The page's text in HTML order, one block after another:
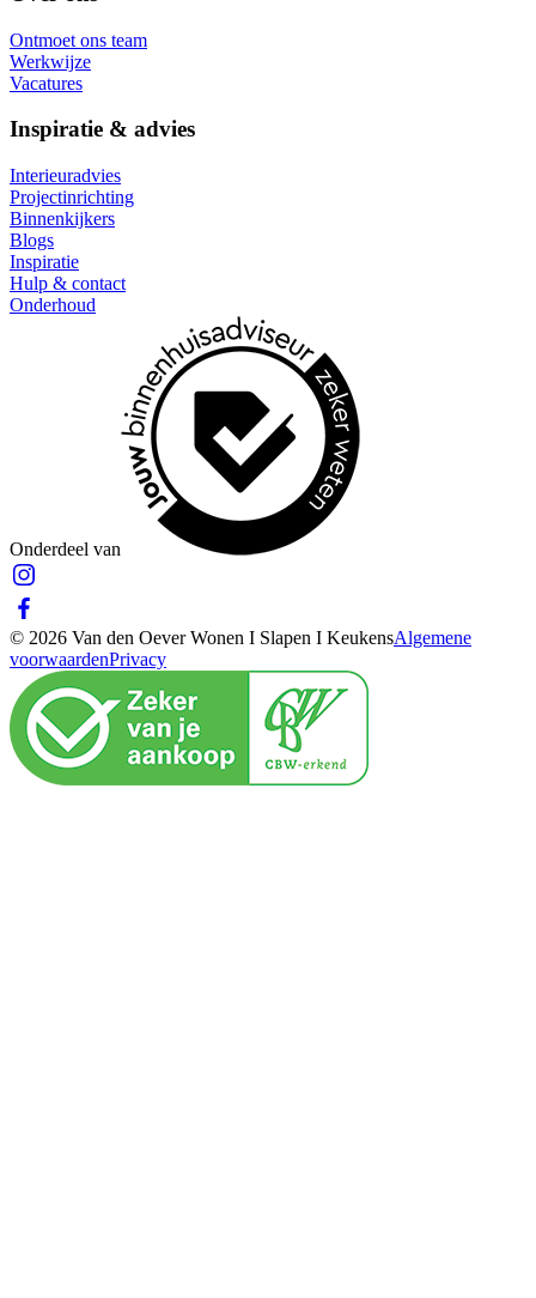
Ontmoet ons team
Werkwijze
Vacatures
Inspiratie & advies
Interieuradvies
Projectinrichting
Binnenkijkers
Blogs
Inspiratie
Hulp & contact
Onderhoud
Onderdeel van
© 2026 Van den Oever Wonen I Slapen I KeukensAlgemene
voorwaardenPrivacy